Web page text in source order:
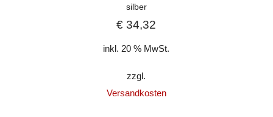
silber
€ 34,32
inkl. 20 % MwSt.
zzgl.
Versandkosten